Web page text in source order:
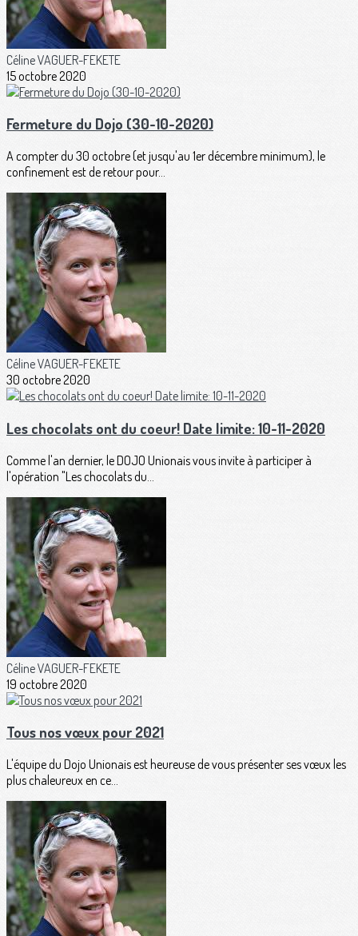
Céline VAGUER-FEKETE
15 octobre 2020
Fermeture du Dojo (30-10-2020)
A compter du 30 octobre (et jusqu'au 1er décembre minimum), le
confinement est de retour pour...
Céline VAGUER-FEKETE
30 octobre 2020
Les chocolats ont du coeur! Date limite: 10-11-2020
Comme l'an dernier, le DOJO Unionais vous invite à participer à
l'opération "Les chocolats du...
Céline VAGUER-FEKETE
19 octobre 2020
Tous nos vœux pour 2021
L'équipe du Dojo Unionais est heureuse de vous présenter ses vœux les
plus chaleureux en ce...